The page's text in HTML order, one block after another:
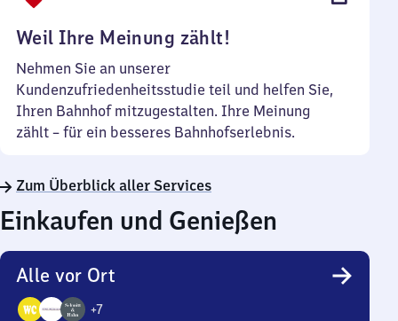
Weil Ihre Meinung zählt!
Nehmen Sie an unserer
Kundenzufriedenheitsstudie teil und helfen Sie,
Ihren Bahnhof mitzugestalten. Ihre Meinung
zählt – für ein besseres Bahnhofserlebnis.
Zum Überblick aller Services
Einkaufen und Genießen
Alle vor Ort
+7